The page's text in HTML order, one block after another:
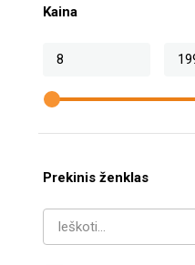
Kaina
Prekinis ženklas